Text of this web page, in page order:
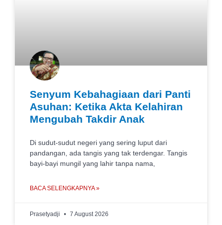
Senyum Kebahagiaan dari Panti
Asuhan: Ketika Akta Kelahiran
Mengubah Takdir Anak
Di sudut-sudut negeri yang sering luput dari
pandangan, ada tangis yang tak terdengar. Tangis
bayi-bayi mungil yang lahir tanpa nama,
BACA SELENGKAPNYA »
Prasetyadji 7 August 2026